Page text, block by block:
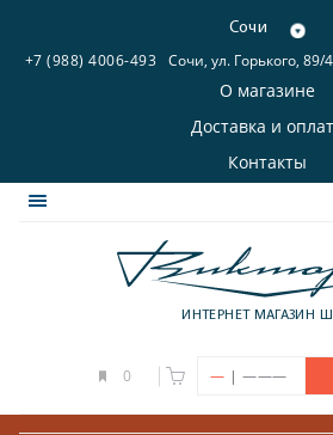
Сочи
+7 (988) 4006-493 Сочи, ул. Горького, 89/4
О магазине
Доставка и
Контакты
ИНТЕРНЕТ МАГАЗИН
0 — | ———